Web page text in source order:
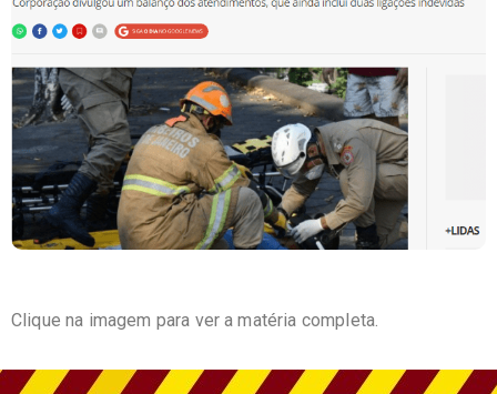
Clique na imagem para ver a matéria completa.